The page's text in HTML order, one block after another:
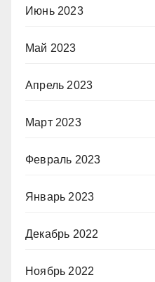
Июнь 2023
Май 2023
Апрель 2023
Март 2023
Февраль 2023
Январь 2023
Декабрь 2022
Ноябрь 2022